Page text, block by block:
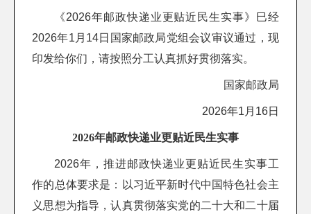
《2026年邮政快递业更贴近民生实事》巳经
2026年1月14日国家邮政局党组会议审议通过，现
印发给你们，请按照分工认真抓好贯彻落实。
国家邮政局
2026年1月16日
2026年邮政快递业更贴近民生实事
2026年，推进邮政快递业更贴近民生实事工
作的总体要求是：以习近平新时代中国特色社会主
义思想为指导，认真贯彻落实党的二十大和二十届